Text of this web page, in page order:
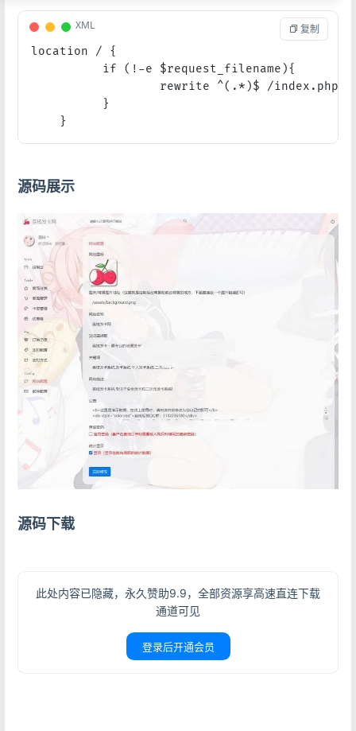
location / {
          if (!-e $request_filename){
rewrite ^(.*)$ /
          }
    }
XML 复制
源码展示
源码下载
此处内容已隐藏，永久赞助9.9，全部资源享高速直连下载
通道可见
登录后开通会员